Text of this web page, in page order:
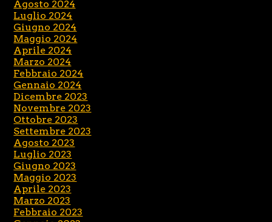
Agosto 2024
Luglio 2024
Giugno 2024
Maggio 2024
Aprile 2024
Marzo 2024
Febbraio 2024
Gennaio 2024
Dicembre 2023
Novembre 2023
Ottobre 2023
Settembre 2023
Agosto 2023
Luglio 2023
Giugno 2023
Maggio 2023
Aprile 2023
Marzo 2023
Febbraio 2023